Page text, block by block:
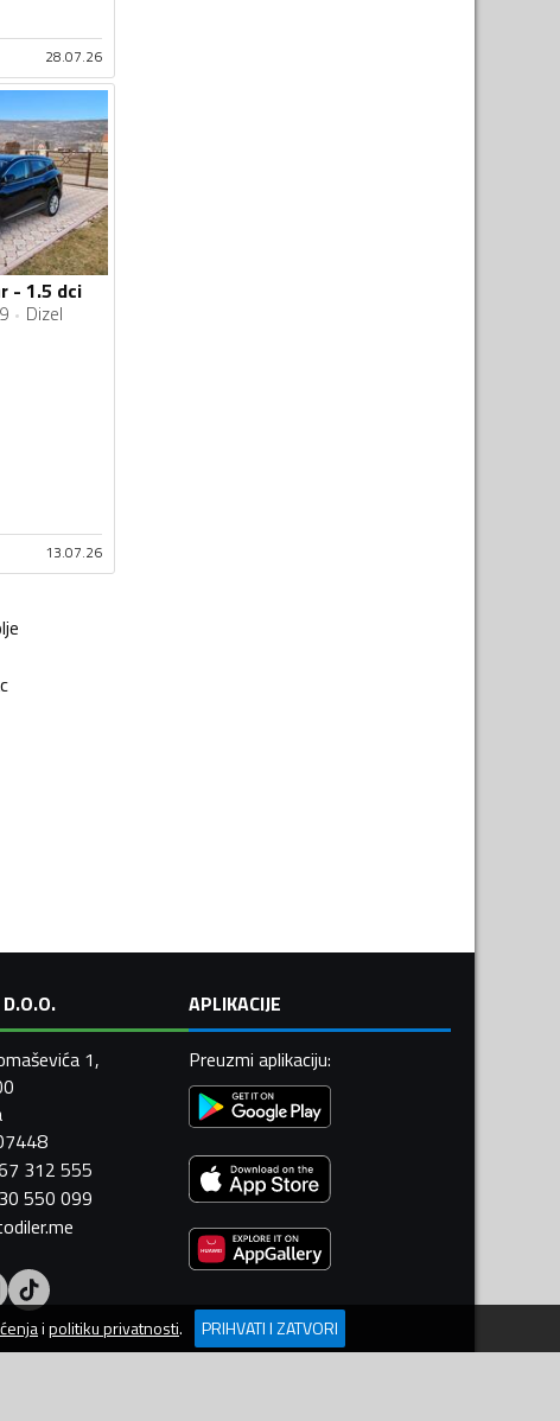
28.07.26
- 1.5 dci
Dizel
13.07.26
1,
312 555
550 099
APLIKACIJE
Preuzmi aplikaciju:
ipolitiku privatnosti. PRIHVATI I ZATVORI